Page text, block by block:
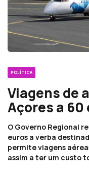
POLÍTICA
Viagens de
Açores a 60
O Governo Regional
euros a verba
permite viagens
assim a ter um custo